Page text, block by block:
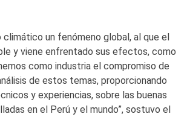
climático un fenómeno global, al que el
y viene enfrentado sus efectos, como
como industria el compromiso de
de estos temas, proporcionando
y experiencias, sobre las buenas
en el Perú y el mundo”, sostuvo el